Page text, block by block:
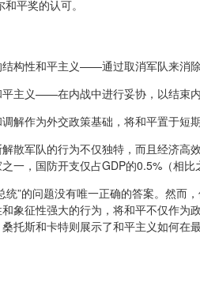
平奖的认可。
构性和平主义——通过取消军队来消除
主义——在内战中进行妥协，以结束内
解作为外交政策基础，将和平置于短
散军队的行为不仅独特，而且经济高
一，国防开支仅占GDP的0.5%（相比
统”的问题没有唯一正确的答案。然而
象征性强大的行为，将和平不仅作为
托斯和卡特则展示了和平主义如何在